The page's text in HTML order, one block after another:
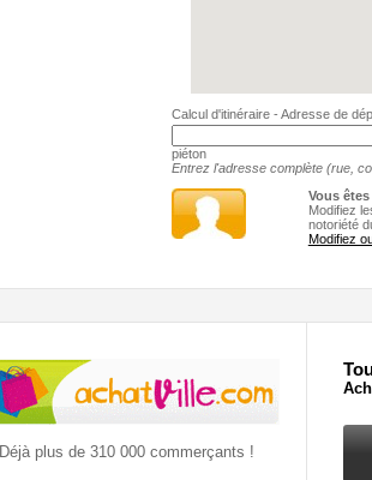
Calcul d'itinéraire - Adresse de
piéton
Entrez l'adresse complète (rue,
Vous
Modifiez
notoriété
Modifiez
Déjà plus de 310 000 commerçants !